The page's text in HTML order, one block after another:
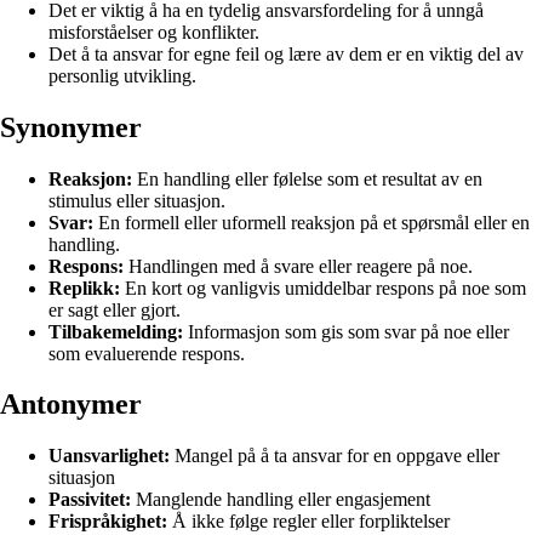
Det er viktig å ha en tydelig ansvarsfordeling for å unngå
misforståelser og konflikter.
Det å ta ansvar for egne feil og lære av dem er en viktig del av
personlig utvikling.
Synonymer
Reaksjon: En handling eller følelse som et resultat av en
stimulus eller situasjon.
Svar: En formell eller uformell reaksjon på et spørsmål eller en
handling.
Respons: Handlingen med å svare eller reagere på noe.
Replikk: En kort og vanligvis umiddelbar respons på noe som
er sagt eller gjort.
Tilbakemelding: Informasjon som gis som svar på noe eller
som evaluerende respons.
Antonymer
Uansvarlighet: Mangel på å ta ansvar for en oppgave eller
situasjon
Passivitet: Manglende handling eller engasjement
Frispråkighet: Å ikke følge regler eller forpliktelser